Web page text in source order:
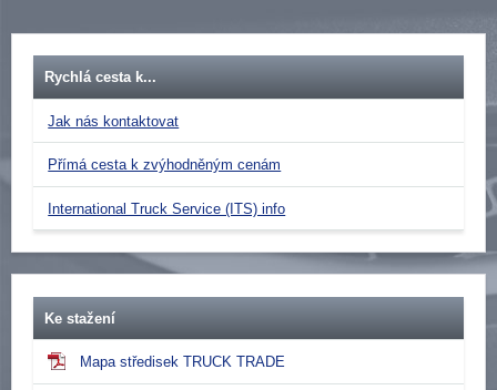
Rychlá cesta k...
Jak nás kontaktovat
Přímá cesta k zvýhodněným cenám
International Truck Service (ITS) info
Ke stažení
Mapa středisek TRUCK TRADE